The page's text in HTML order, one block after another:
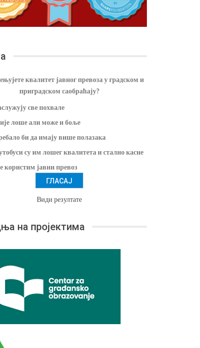
квалитет јавног превоза у градском и
приградском саобраћају?
све похвале
лоше али може и боље
би да имају више полазака
су им лошег квалитета и стално касне
користим јавни превоз
Види резултате
на пројектима